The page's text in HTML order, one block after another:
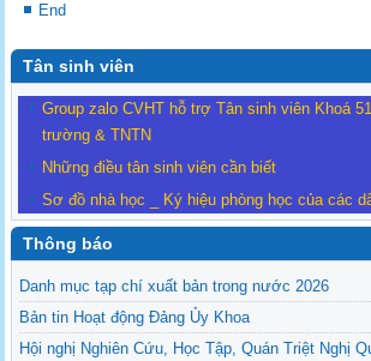
End
Tân sinh viên
Group zalo CVHT hỗ trợ Tân sinh viên Khoá
trường & TNTN
Những điều tân sinh viên cần biết
Sơ đồ nhà học _ Ký hiệu phòng học của các
Thông báo
Danh mục tạp chí xuất bản trong nước 2026
Bản tin Hoạt động Đảng Ủy Khoa
Hội nghị Nghiên Cứu, Học Tập, Quán Triệt Nghị